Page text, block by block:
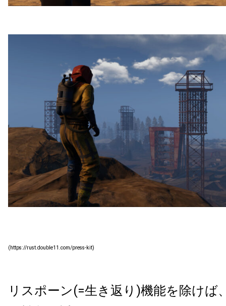
(https://rust.double11.com/press-kit)
リスポーン(=生き返り)機能を除けば